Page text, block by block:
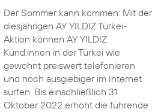
Der Sommer kann kommen: Mit der
diesjährigen AY YILDIZ Türkei-
Aktion können AY YILDIZ
Kund:innen in der Türkei wie
gewohnt preiswert telefonieren
und noch ausgiebiger im Internet
surfen. Bis einschließlich 31.
Oktober 2022 erhöht die führende